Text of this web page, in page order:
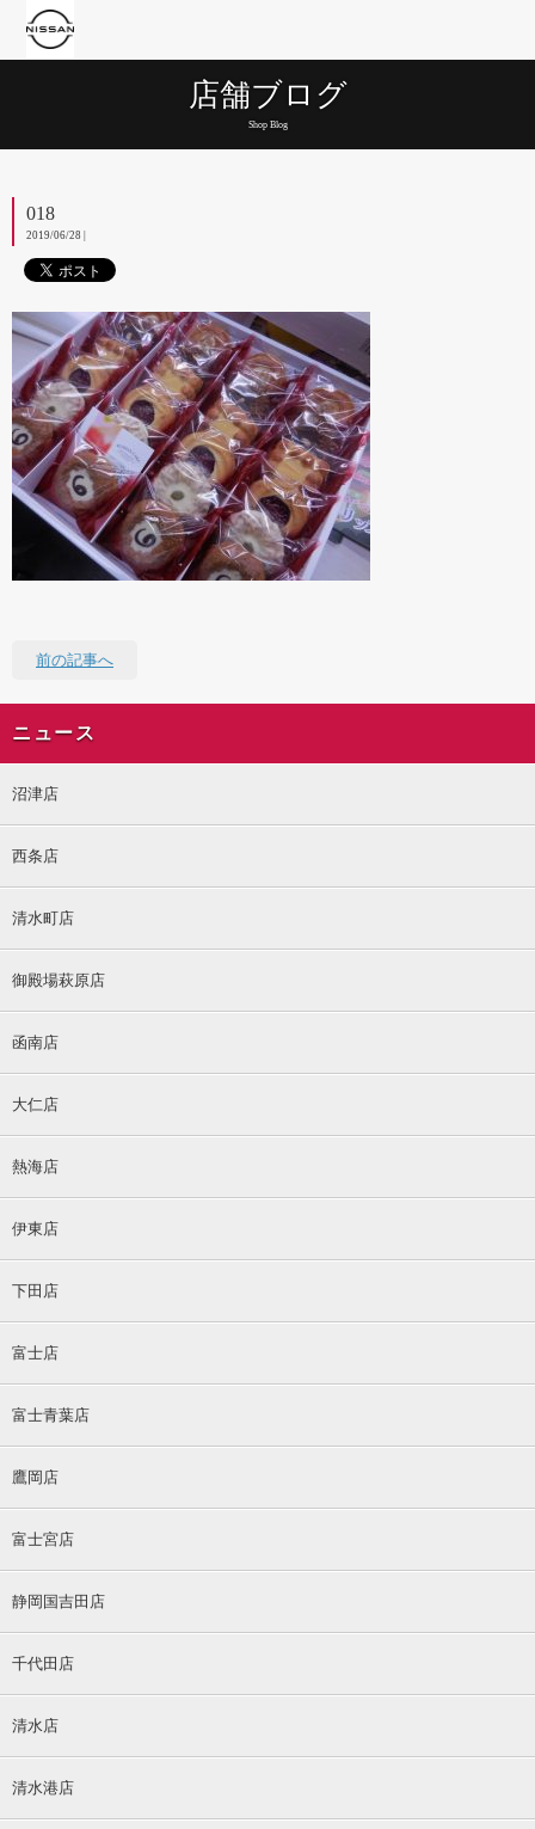
店舗ブログ
Shop Blog
018
2019/06/28 |
前の記事へ
ニュース
沼津店
西条店
清水町店
御殿場萩原店
函南店
大仁店
熱海店
伊東店
下田店
富士店
富士青葉店
鷹岡店
富士宮店
静岡国吉田店
千代田店
清水店
清水港店